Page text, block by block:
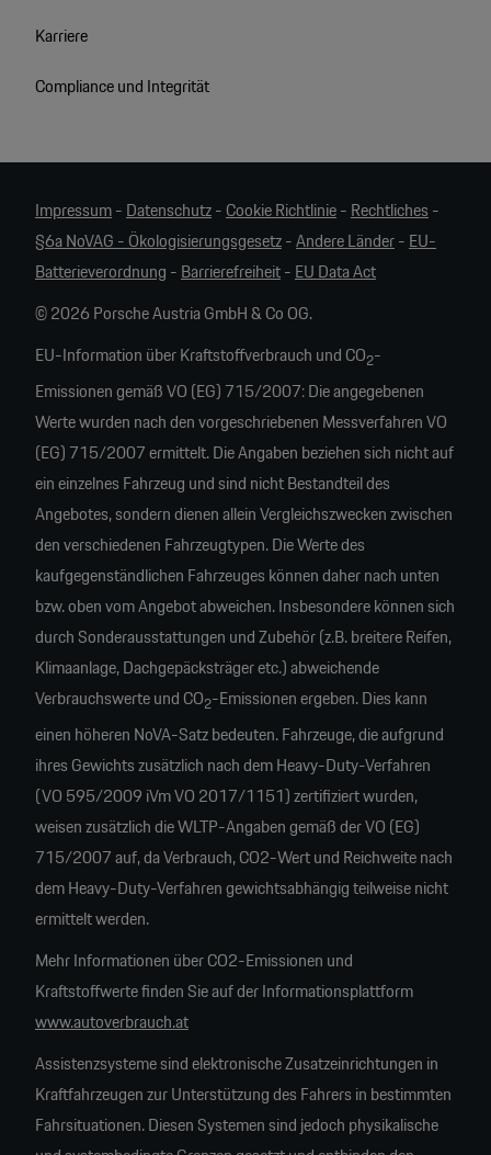
Karriere
Compliance und Integrität
Impressum- Datenschutz- Cookie Richtlinie- Rechtliches -
§6a NoVAG - Ökologisierungsgesetz-Andere Länder- EU-
Batterieverordnung - Barrierefreiheit- EU Data Act
© 2026 Porsche Austria GmbH & Co OG.
EU-Information über Kraftstoffverbrauch und CO2-
Emissionen gemäß VO (EG) 715/2007: Die angegebenen
Werte wurden nach den vorgeschriebenen Messverfahren VO
(EG) 715/2007 ermittelt. Die Angaben beziehen sich nicht auf
ein einzelnes Fahrzeug und sind nicht Bestandteil des
Angebotes, sondern dienen allein Vergleichszwecken zwischen
den verschiedenen Fahrzeugtypen. Die Werte des
kaufgegenständlichen Fahrzeuges können daher nach unten
bzw. oben vom Angebot abweichen. Insbesondere können sich
durch Sonderausstattungen und Zubehör (z.B. breitere Reifen,
Klimaanlage, Dachgepäcksträger etc.) abweichende
Verbrauchswerte und CO2-Emissionen ergeben. Dies kann
einen höheren NoVA-Satz bedeuten. Fahrzeuge, die aufgrund
ihres Gewichts zusätzlich nach dem Heavy-Duty-Verfahren
(VO 595/2009 iVm VO 2017/1151) zertifiziert wurden,
weisen zusätzlich die WLTP-Angaben gemäß der VO (EG)
715/2007 auf, da Verbrauch, CO2-Wert und Reichweite nach
dem Heavy-Duty-Verfahren gewichtsabhängig teilweise nicht
ermittelt werden.
Mehr Informationen über CO2-Emissionen und
Kraftstoffwerte finden Sie auf der Informationsplattform
www.autoverbrauch.at
Assistenzsysteme sind elektronische Zusatzeinrichtungen in
Kraftfahrzeugen zur Unterstützung des Fahrers in bestimmten
Fahrsituationen. Diesen Systemen sind jedoch physikalische